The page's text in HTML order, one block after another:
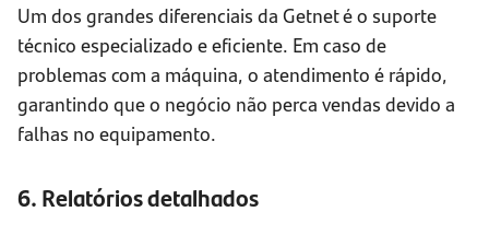
Um dos grandes diferenciais da Getnet é o suporte
técnico especializado e eficiente. Em caso de
problemas com a máquina, o atendimento é rápido,
garantindo que o negócio não perca vendas devido a
falhas no equipamento.
6. Relatórios detalhados